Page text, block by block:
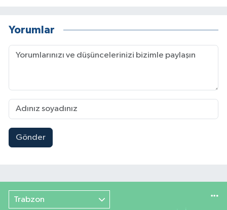
Yorumlar
Gönder
Trabzon